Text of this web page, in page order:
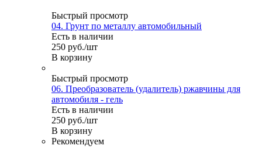
Быстрый просмотр
04. Грунт по металлу автомобильный
Есть в наличии
250 руб./шт
В корзину
Быстрый просмотр
06. Преобразователь (удалитель) ржавчины для
автомобиля - гель
Есть в наличии
250 руб./шт
В корзину
Рекомендуем